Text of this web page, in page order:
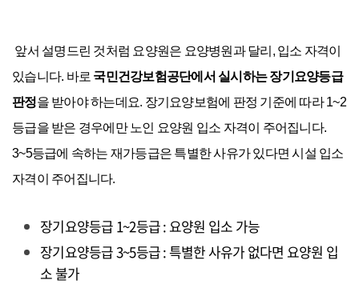
앞서 설명드린 것처럼 요양원은 요양병원과 달리, 입소 자격이
있습니다. 바로 국민건강보험공단에서 실시하는 장기요양등급
판정을 받아야 하는데요. 장기요양보험에 판정 기준에 따라 1~2
등급을 받은 경우에만 노인 요양원 입소 자격이 주어집니다.
3~5등급에 속하는 재가등급은 특별한 사유가 있다면 시설 입소
자격이 주어집니다.
장기요양등급 1~2등급 : 요양원 입소 가능
장기요양등급 3~5등급 : 특별한 사유가 없다면 요양원 입
소 불가